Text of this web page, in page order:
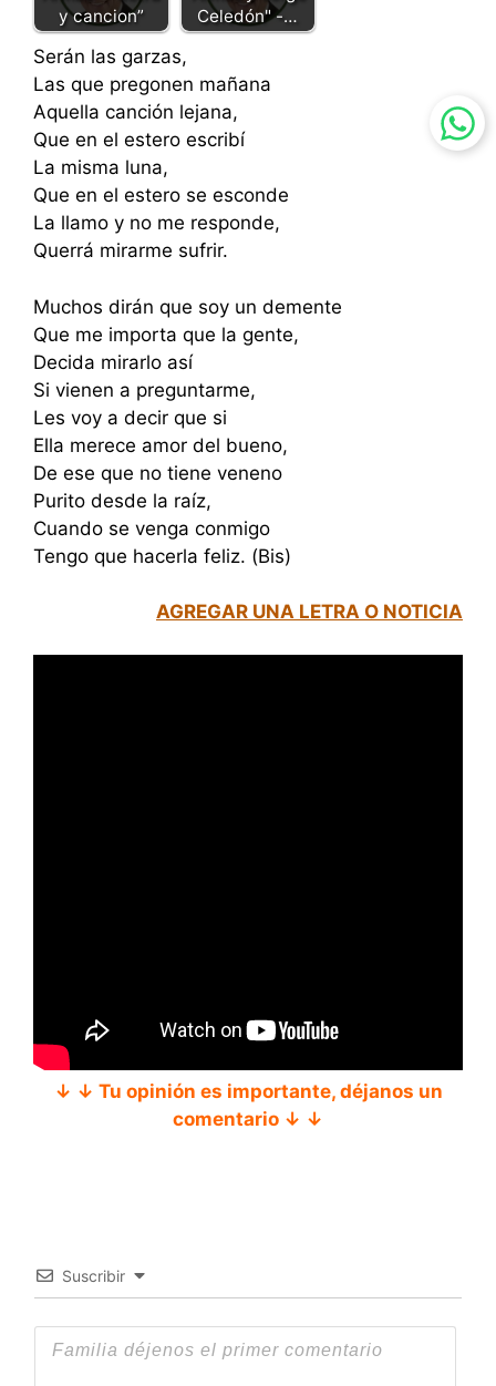
y cancion”
Celedón" -…
Serán las garzas,
Las que pregonen mañana
Aquella canción lejana,
Que en el estero escribí
La misma luna,
Que en el estero se esconde
La llamo y no me responde,
Querrá mirarme sufrir.
Muchos dirán que soy un demente
Que me importa que la gente,
Decida mirarlo así
Si vienen a preguntarme,
Les voy a decir que si
Ella merece amor del bueno,
De ese que no tiene veneno
Purito desde la raíz,
Cuando se venga conmigo
Tengo que hacerla feliz. (Bis)
AGREGAR UNA LETRA O NOTICIA
↓ ↓ Tu opinión es importante, déjanos un
comentario ↓ ↓
Suscribir